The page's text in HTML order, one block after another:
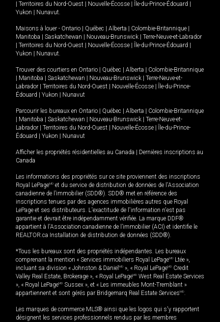
Territoires du Nord-Ouest Nouvelle-Écosse Île-du-Prince-Édouard
Yukon
Nunavut.
Maisons à louer - Ontario Québec Alberta Colombie-Britannique
Manitoba
Saskatchewan Nouveau-Brunswick
Terre-Neuve-et-Labrador
Territoires du Nord-Ouest Nouvelle-Écosse Île-du-Prince-Édouard
Yukon
Nunavut.
Trouver des courtiers en Ontario Québec Alberta
Colombie-Britannique
Manitoba Saskatchewan Nouveau-Brunswick
Terre-Neuve-et-
Labrador
Territoires du Nord-Ouest Nouvelle-Écosse
Île-du-Prince-
Édouard
Yukon Nunavut
Parcourir les bureaux en Ontario Québec Alberta
Colombie-Britannique
Manitoba Saskatchewan Nouveau-Brunswick
Terre-Neuve-et-
Labrador
Territoires du Nord-Ouest Nouvelle-Écosse
Île-du-Prince-
Édouard
Yukon Nunavut
Afficher les propriétés résidentielles au Canada
Dernières inscriptions au
Canada
Les informations des propriétés sur ce site proviennent des inscriptions
Royal LePageMD et du service de distribution de données de l'Association
canadienne de l’immobilier (SDD®). SDD® met en référence des
inscriptions tenues par des agences immobilières autres que Royal
LePage et ses distributeurs. L'exactitude de l'information n'est pas
garantie et devrait être indépendamment vérifiée. La marque DDF®
appartient à l'Association canadienne de l’immobilier (ACI) et identifie le
REALTOR.ca Installation de distribution de données (SDD®).
*Tous les bureaux sont des propriétés indépendantes. Les bureaux
comprenant la mention « Services immobiliers Royal LePageMD Ltée »,
incluant sa division « Johnston & Daniel MD », « Royal LePageMD Credit
Valley Real Estate, Brokerage », « Royal LePageMD West Real Estate Services
», « Royal LePageMD Sussex », et « Les immeubles Mont-Tremblant »
appartiennent et sont gérés par Bridgemarq Real Estate ServicesMD.
Les marques de commerce MLS® ainsi que les logos qui s'y rapportent
désignent les services professionnels rendus par les membres